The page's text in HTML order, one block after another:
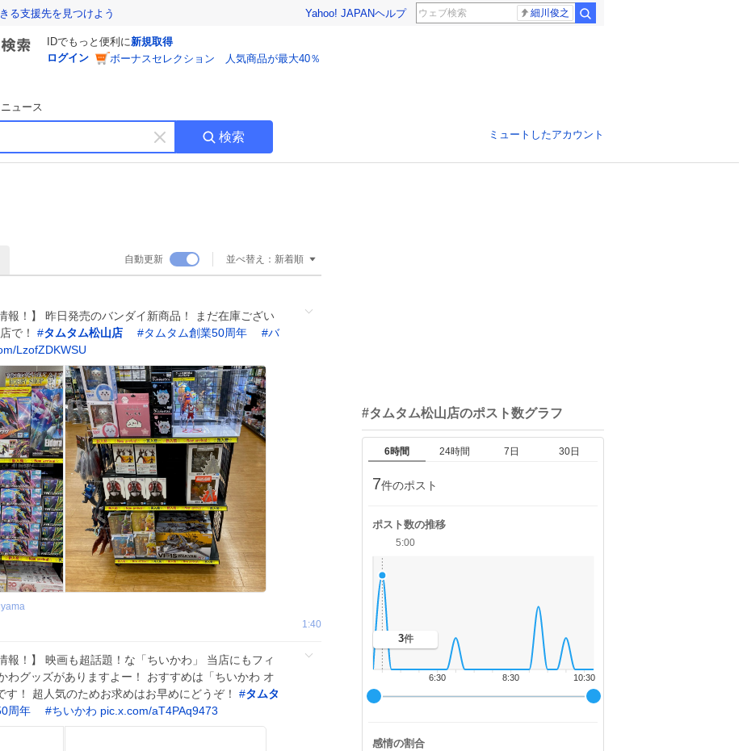
る支援先を見つけよう Yahoo! JAPANヘルプ 細川俊之
IDでもっと便利に新規取得
ログイン
ボーナスセレクション 人気商品が最大40％
ニュース
キ
ー
す
検索 ミュートしたアカウント
自動更新 並べ替え： 新着順
報！】 昨日発売のバンダイ新商品！ まだ在庫ござい
で！ #タムタム松山店 #タムタム創業50周年 #バ
LzofZDKWSU
1:40
報！】 映画も超話題！な「ちいかわ」 当店にもフィ
わグッズがありますよー！ おすすめは「ちいかわ オ
す！ 超人気のためお求めはお早めにどうぞ！ #タムタ
周年 #ちいかわ pic.x.com/aT4PAq9473
#タムタム松山店のポスト数グラフ
6時間 24時間 7日 30日
7件のポスト
ポスト数の推移
10:30
8:30
6:30
5:00
3件
感情の割合